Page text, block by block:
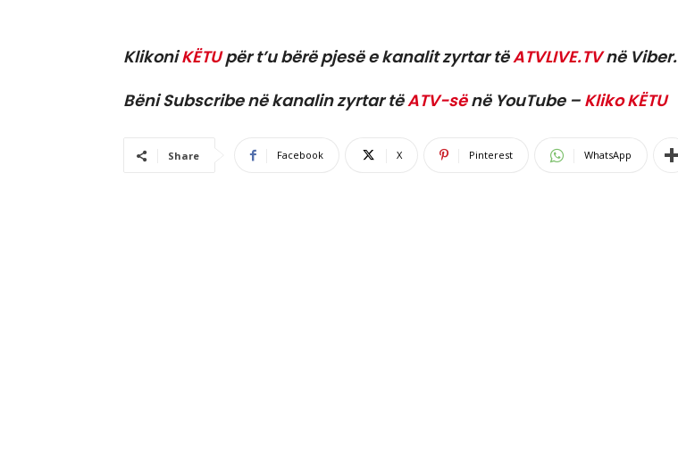
KlikoniKËTUpër t’u bërë pjesë e kanalit zyrtar tëATVLIVE.TVnë Viber.
Bëni Subscribe në kanalin zyrtar tëATV-sënë YouTube – Kliko KËTU
Share Facebook X Pinterest WhatsApp